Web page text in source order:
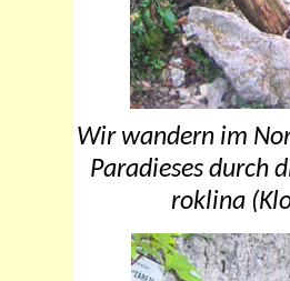
Wir wandern im
Paradieses durch
roklina